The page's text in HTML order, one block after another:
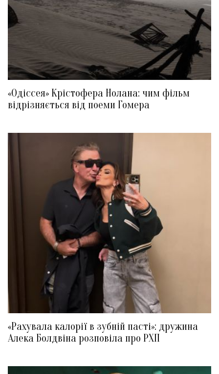
«Одіссея» Крістофера Нолана: чим фільм
відрізняється від поеми Гомера
«Рахувала калорії в зубній пасті»: дружина
Алека Болдвіна розповіла про РХП